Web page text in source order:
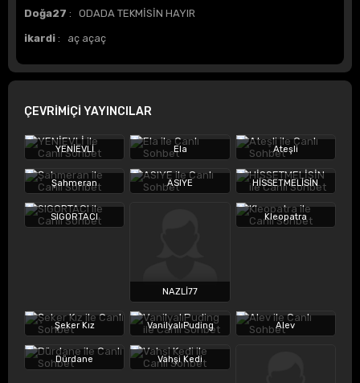
Doğa27 : ODADA TEKMİSİN HAYIR
ikardi : aç açaç
ÇEVRİMİÇİ YAYINCILAR
YENİEVLİ Ela Ateşli
Şahmeran ASIYE HİSSETMELİSİN
SIGORTACI
NAZLİ77
Kleopatra
Şeker Kız VanilyalıPuding Alev
Dürdane Vahşi Kedi